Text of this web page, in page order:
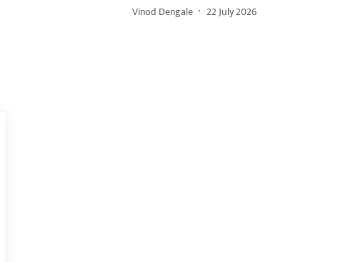
Vinod Dengale 22 July 2026